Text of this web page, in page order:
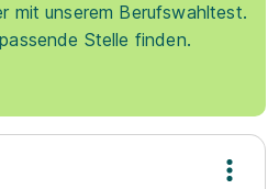
mit unserem Berufswahltest.
Stelle finden.